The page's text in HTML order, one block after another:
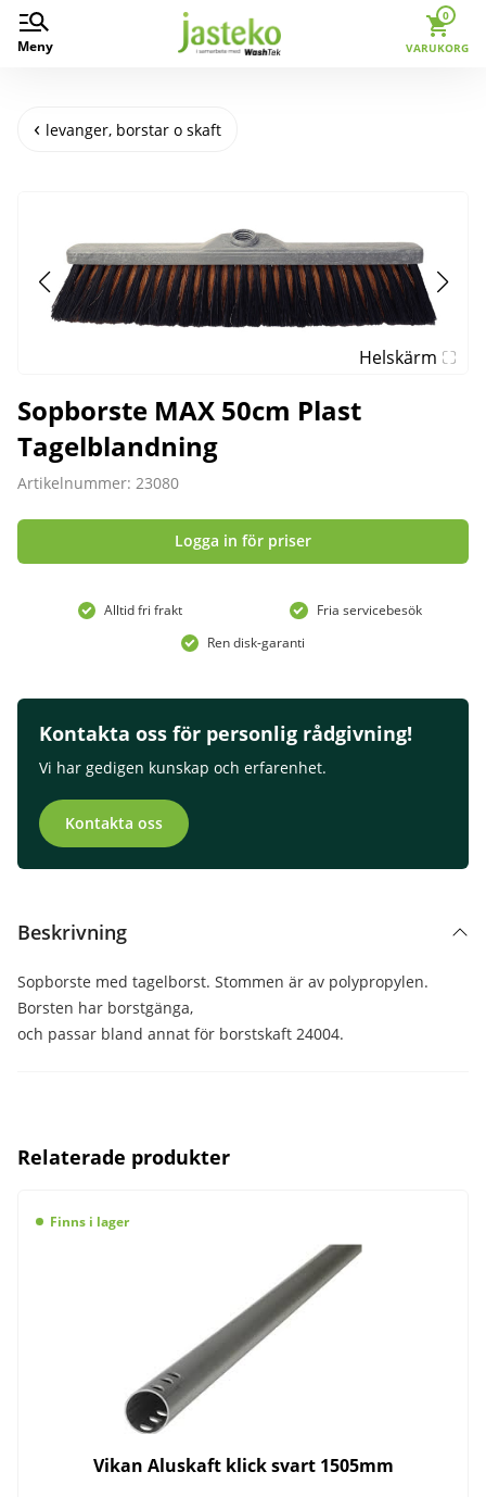
Meny
0
VARUKORG
levanger, borstar o skaft
Helskärm
Sopborste MAX 50cm Plast
Tagelblandning
Artikelnummer: 23080
Logga in för priser
Alltid fri frakt
Fria servicebesök
Ren disk-garanti
Kontakta oss för personlig rådgivning!
Vi har gedigen kunskap och erfarenhet.
Kontakta oss
Beskrivning
Sopborste med tagelborst. Stommen är av polypropylen.
Borsten har borstgänga,
och passar bland annat för borstskaft 24004.
Relaterade produkter
Finns i lager
Vikan Aluskaft klick svart 1505mm